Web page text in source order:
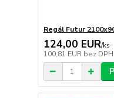
Regál Futur
124,00 EUR/ks
100,81 EUR bez DPH